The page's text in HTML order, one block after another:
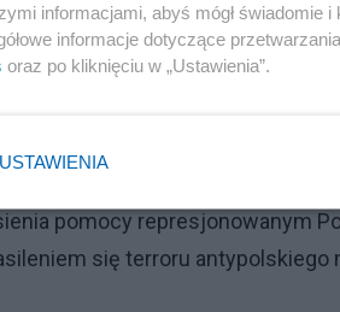
obrony sowieckich Polaków
roku na terenie Związku
w Moskwie i pięć konsulatów:
związków z miejscowymi
wspieraniu rodzin
pomocy represjonowanym
się terroru antypolskiego
informacjami, abyś mógł
informacje dotyczące
oraz po kliknięciu w „Ustawienia”.
USTAWIENIA